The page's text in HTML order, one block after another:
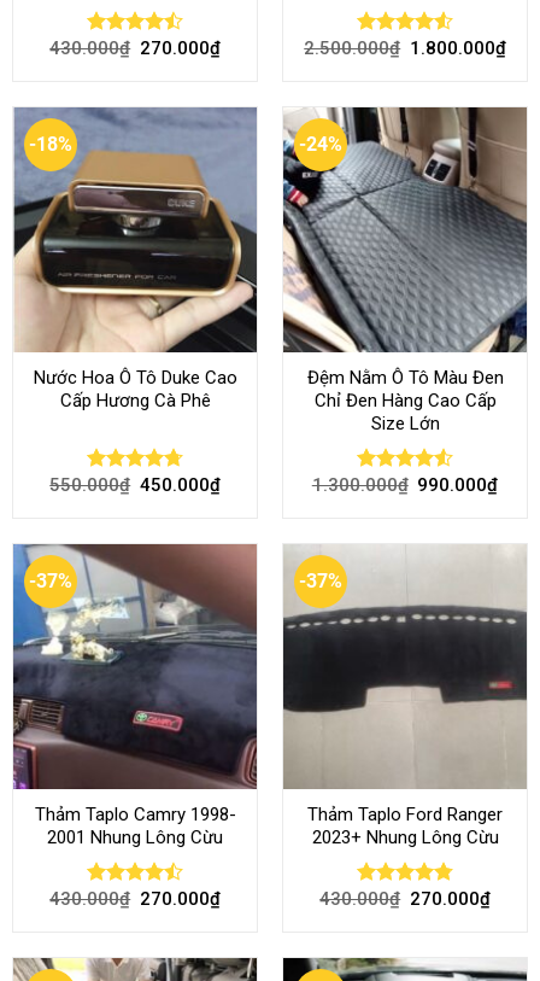
Rated
430.000₫ 270.000₫ Rated 4.51
2.500.000₫ 1.800.000₫
-18%
Nước Hoa Ô Tô Duke Cao
Cấp Hương Cà Phê
Rated4.70
550.000₫ 450.000₫
-24%
Đệm Nằm Ô Tô Màu Đen
Chỉ Đen Hàng Cao Cấp
Size Lớn
Rated 4.54
1.300.000₫ 990.000₫
-37%
Thảm Taplo Camry 1998-
2001 Nhung Lông Cừu
Rated
430.000₫ 270.000₫
-37%
Thảm Taplo Ford Ranger
2023+ Nhung Lông Cừu
Rated 4.80
430.000₫ 270.000₫